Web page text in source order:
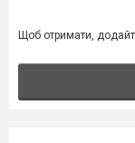
Щоб отримати,